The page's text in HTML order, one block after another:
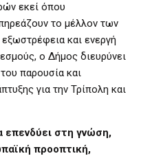
εκεί όπου
το μέλλον των
και ενεργή
ο Δήμος διευρύνει
παρουσία και
για την Τρίπολη και
επενδύει στη γνώση,
προοπτική,